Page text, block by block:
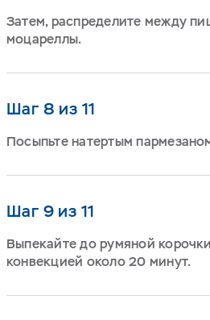
Затем, распределите между
моцареллы.
Шаг 8 из 11
Посыпьте натертым
Шаг 9 из 11
Выпекайте до румяной
конвекцией около 20 минут.